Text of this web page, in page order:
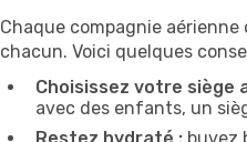
Chaque compagnie
chacun. Voici quelques
Choisissez votre siège
avec des enfants, un